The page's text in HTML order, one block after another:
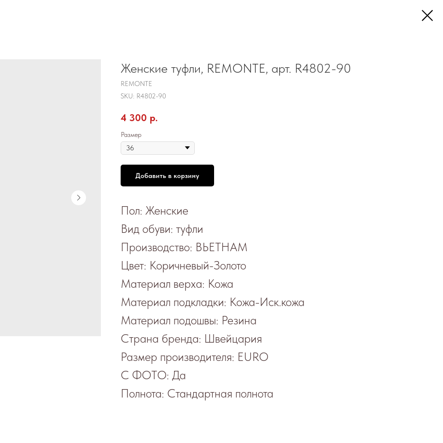
Женские туфли, REMONTE, арт. R4802-90
REMONTE
SKU: R4802-90
4 300 р.
Размер
Добавить в корзину
Пол: Женские
Вид обуви: туфли
Производство: ВЬЕТНАМ
Цвет: Коричневый-Золото
Материал верха: Кожа
Материал подкладки: Кожа-Иск.кожа
Материал подошвы: Резина
Страна бренда: Швейцария
Размер производителя: EURO
С ФОТО: Да
Полнота: Стандартная полнота